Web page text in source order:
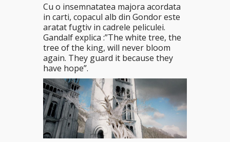
Cu o insemnatatea majora acordata
in carti, copacul alb din Gondor este
aratat fugtiv in cadrele peliculei.
Gandalf explica :”The white tree, the
tree of the king, will never bloom
again. They guard it because they
have hope”.